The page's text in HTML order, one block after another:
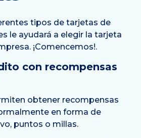
tipos de tarjetas de
le ayudará a elegir la tarjeta
¡Comencemos!.
con recompensas
obtener recompensas
en forma de
puntos o millas.